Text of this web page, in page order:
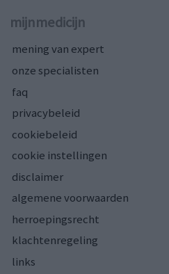
mijnmedicijn
mening van expert
onze specialisten
faq
privacybeleid
cookiebeleid
cookie instellingen
disclaimer
algemene voorwaarden
herroepingsrecht
klachtenregeling
links